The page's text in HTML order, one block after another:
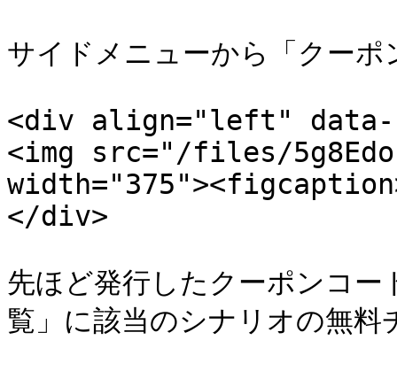
サイドメニューから「クー
<div align="left"
<img src="/files/
</div>
先ほど発行したクーポンコ
覧」に該当のシナリオの無料